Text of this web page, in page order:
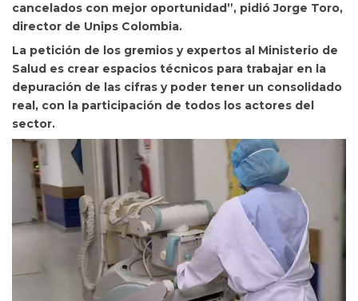
cancelados con mejor oportunidad”, pidió Jorge Toro,
director de Unips Colombia.
La petición de los gremios y expertos al Ministerio de
Salud es crear espacios técnicos para trabajar en la
depuración de las cifras y poder tener un consolidado
real, con la participación de todos los actores del
sector.